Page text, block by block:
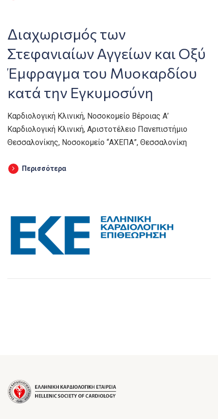
Διαχωρισμός των
Στεφανιαίων Αγγείων και Οξύ
Έμφραγμα του Μυοκαρδίου
κατά την Εγκυμοσύνη
Καρδιολογική Κλινική, Νοσοκομείο Βέροιας Α’
Καρδιολογική Κλινική, Αριστοτέλειο Πανεπιστήμιο
Θεσσαλονίκης, Νοσοκομείο “ΑΧΕΠΑ”, Θεσσαλονίκη
Περισσότερα